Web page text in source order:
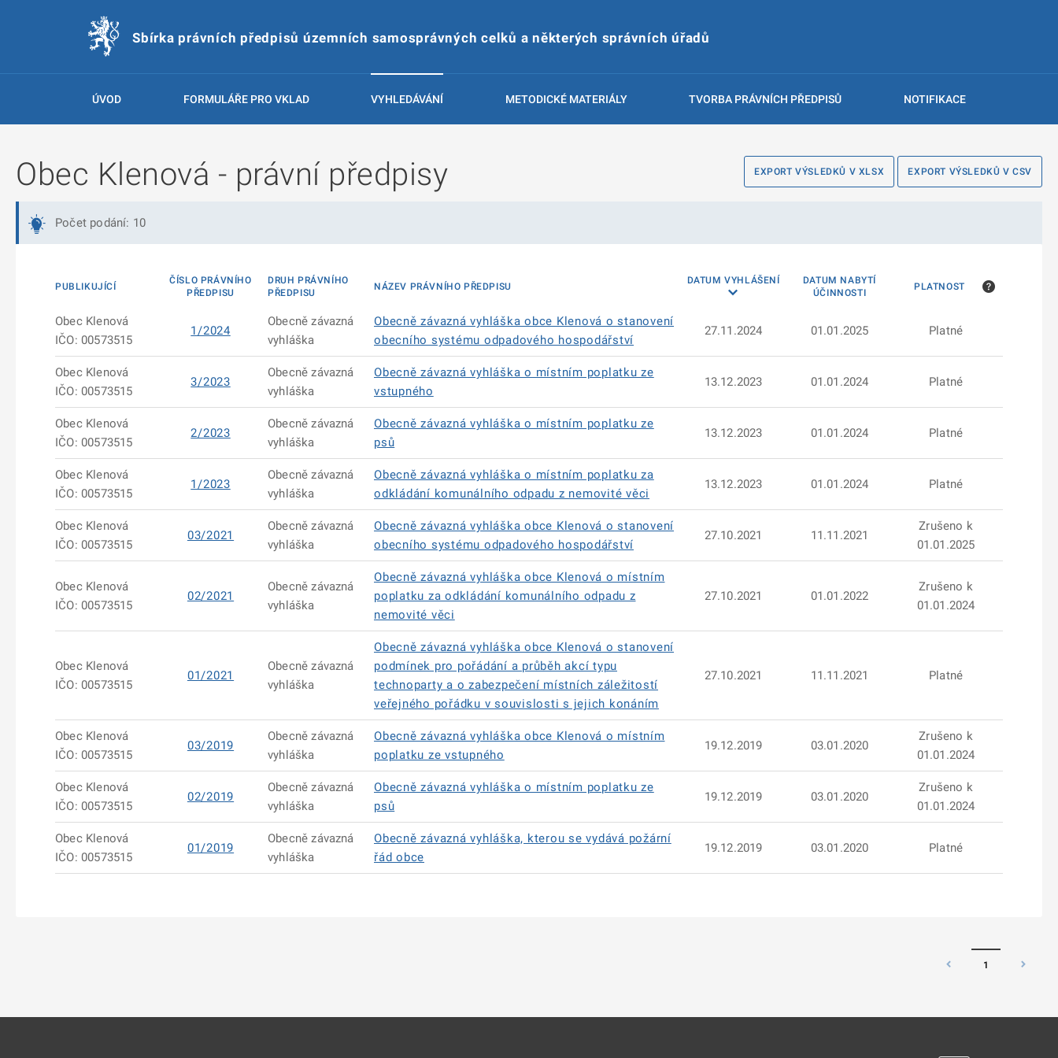
Sbírka právních předpisů územních samosprávných celků a některých správních úřadů
ÚVOD FORMULÁŘE PRO VKLAD VYHLEDÁVÁNÍ METODICKÉ MATERIÁLY TVORBA PRÁVNÍCH PŘEDPISŮ NOTIFIKACE
EXPORT VÝSLEDKŮ V XLSX EXPORT VÝSLEDKŮ V CSV
Obec Klenová - právní předpisy
Počet podání: 10
PUBLIKUJÍCÍ
ČÍSLO PRÁVNÍHO
PŘEDPISU
DRUH PRÁVNÍHO
PŘEDPISU
NÁZEV PRÁVNÍHO PŘEDPISU
DATUM VYHLÁŠENÍ
DATUM NABYTÍ
ÚČINNOSTI
PLATNOST
Obec Klenová
IČO: 00573515
1/2024
Obecně závazná
vyhláška
Obecně závazná vyhláška obce Klenová o stanovení
obecního systému odpadového hospodářství
27.11.2024 01.01.2025 Platné
Obec Klenová
IČO: 00573515
3/2023
Obecně závazná
vyhláška
Obecně závazná vyhláška o místním poplatku ze
vstupného
13.12.2023 01.01.2024 Platné
Obec Klenová
IČO: 00573515
2/2023
Obecně závazná
vyhláška
Obecně závazná vyhláška o místním poplatku ze
psů
13.12.2023 01.01.2024 Platné
Obec Klenová
IČO: 00573515
1/2023
Obecně závazná
vyhláška
Obecně závazná vyhláška o místním poplatku za
odkládání komunálního odpadu z nemovité věci
13.12.2023 01.01.2024 Platné
Obec Klenová
IČO: 00573515
03/2021
Obecně závazná
vyhláška
Obecně závazná vyhláška obce Klenová o stanovení
obecního systému odpadového hospodářství
27.10.2021 11.11.2021
Zrušeno k
01.01.2025
Obec Klenová
IČO: 00573515
02/2021
Obecně závazná
vyhláška
Obecně závazná vyhláška obce Klenová o místním
poplatku za odkládání komunálního odpadu z
nemovité věci
27.10.2021 01.01.2022
Zrušeno k
01.01.2024
Obec Klenová
IČO: 00573515
01/2021
Obecně závazná
vyhláška
Obecně závazná vyhláška obce Klenová o stanovení
podmínek pro pořádání a průběh akcí typu
technoparty a o zabezpečení místních záležitostí
veřejného pořádku v souvislosti s jejich konáním
27.10.2021 11.11.2021 Platné
Obec Klenová
IČO: 00573515
03/2019
Obecně závazná
vyhláška
Obecně závazná vyhláška obce Klenová o místním
poplatku ze vstupného
19.12.2019 03.01.2020
Zrušeno k
01.01.2024
Obec Klenová
IČO: 00573515
02/2019
Obecně závazná
vyhláška
Obecně závazná vyhláška o místním poplatku ze
psů
19.12.2019 03.01.2020
Zrušeno k
01.01.2024
Obec Klenová
IČO: 00573515
01/2019
Obecně závazná
vyhláška
Obecně závazná vyhláška, kterou se vydává požární
řád obce
19.12.2019 03.01.2020 Platné
1